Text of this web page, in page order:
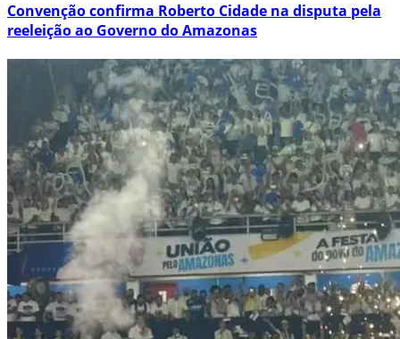
Convenção confirma Roberto Cidade na disputa pela
reeleição ao Governo do Amazonas